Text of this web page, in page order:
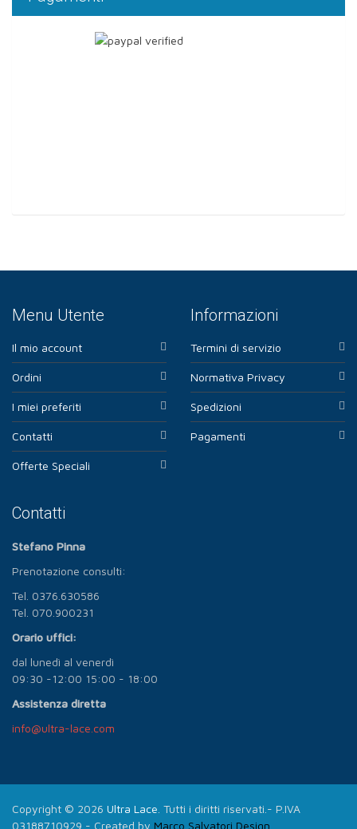
Menu Utente
Il mio account
Ordini
I miei preferiti
Contatti
Offerte Speciali
Informazioni
Termini di servizio
Normativa Privacy
Spedizioni
Pagamenti
Contatti
Stefano Pinna
Prenotazione consulti:
Tel. 0376.630586
Tel. 070.900231
Orario uffici:
dal lunedì al venerdì
09:30 -12:00 15:00 - 18:00
Assistenza diretta
info@ultra-lace.com
Copyright © 2026 Ultra Lace. Tutti i diritti riservati.- P.IVA
03188710929 - Created by Marco Salvatori Design.